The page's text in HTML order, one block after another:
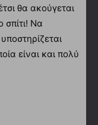
θα ακούγεται
Να
είναι και πολύ